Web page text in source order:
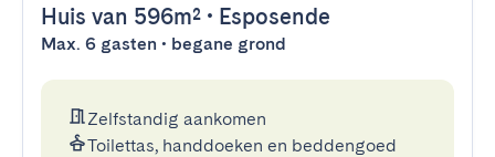
Huis van 596m² • Esposende
Max. 6 gasten • begane grond
Zelfstandig aankomen
Toilettas, handdoeken en beddengoed